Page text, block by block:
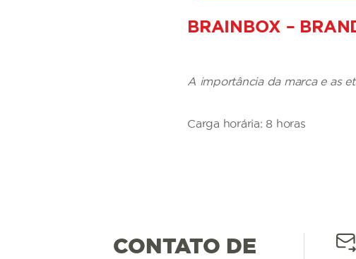
BRAINBOX –
A importância da marca e as
Carga horária: 8 horas
CONTATO DE